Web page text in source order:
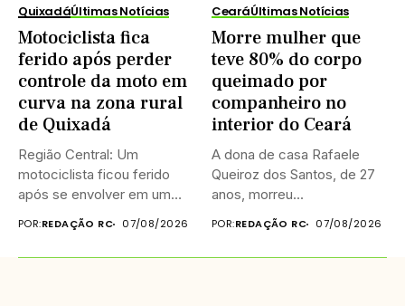
QuixadáÚltimas Notícias
Motociclista fica
ferido após perder
controle da moto em
curva na zona rural
de Quixadá
Região Central: Um
motociclista ficou ferido
após se envolver em um
acidente...
POR:REDAÇÃO RC 07/08/2026
CearáÚltimas Notícias
Morre mulher que
teve 80% do corpo
queimado por
companheiro no
interior do Ceará
A dona de casa Rafaele
Queiroz dos Santos, de 27
anos, morreu...
POR:REDAÇÃO RC 07/08/2026